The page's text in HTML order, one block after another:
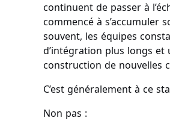
continuent de passer à
commencé à s’accumuler
souvent, les équipes
d’intégration plus longs et
construction de nouvelles
C’est généralement à ce
Non pas :